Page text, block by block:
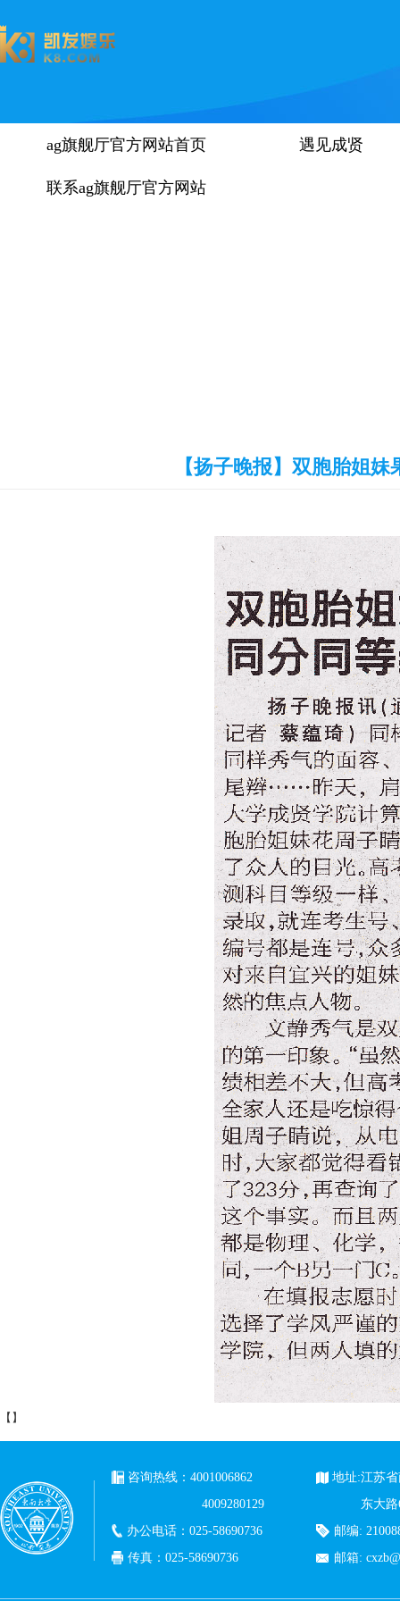
ag旗舰厅官方网站首页 遇见成贤
联系ag旗舰厅官方网站
【扬子晚报】双胞胎姐
【 】
咨询热线：4001006862
4009280129
办公电话：025-58690736
传真：025-58690736
地址:江苏
东大
邮编:
邮箱: